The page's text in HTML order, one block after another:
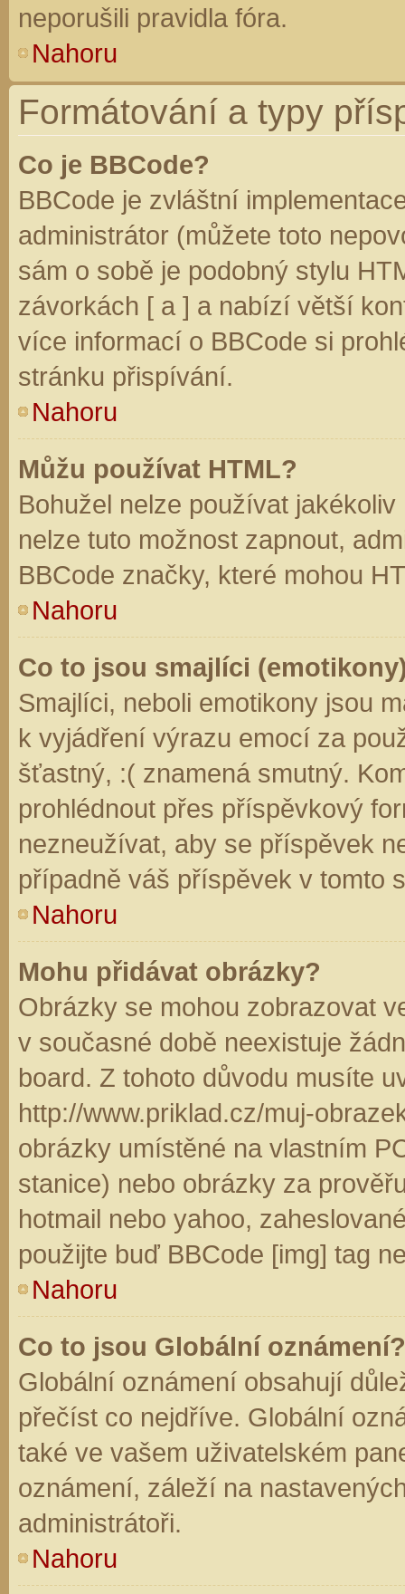
neporušili pravidla fóra.
Nahoru
Formátování a typy
Co je BBCode?
BBCode je zvláštní
administrátor (můžete toto
sám o sobě je podobný stylu
závorkách [ a ] a nabízí větší
více informací o BBCode si
stránku přispívání.
Nahoru
Můžu používat HTML?
Bohužel nelze používat
nelze tuto možnost zapnout,
BBCode značky, které mohou
Nahoru
Co to jsou smajlíci
Smajlíci, neboli emotikony jsou
k vyjádření výrazu emocí za
šťastný, :( znamená smutný.
prohlédnout přes příspěvkový
nezneužívat, aby se příspěvek
případně váš příspěvek v tomto
Nahoru
Mohu přidávat obrázky?
Obrázky se mohou zobrazovat
v současné době neexistuje
board. Z tohoto důvodu musíte
http://www.priklad.cz/muj-
obrázky umístěné na vlastním
stanice) nebo obrázky za
hotmail nebo yahoo,
použijte buď BBCode [img] tag
Nahoru
Co to jsou Globální oznámení?
Globální oznámení obsahují
přečíst co nejdříve. Globální
také ve vašem uživatelském
oznámení, záleží na
administrátoři.
Nahoru